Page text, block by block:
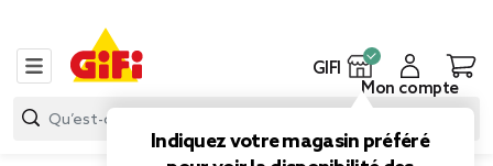
GIFI
Indiquez votre magasin préféré
Mon compte